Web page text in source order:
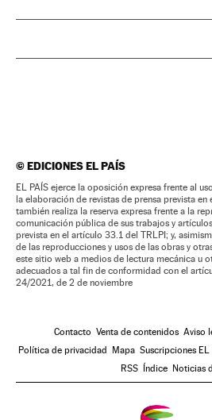
©EDICIONES EL PAÍS
EL PAÍS ejerce la oposición expresa frente al
la elaboración de revistas de prensa prevista
también realiza la reserva expresa frente a la
comunicación pública de sus trabajos y
prevista en el artículo 33.1 del TRLPI; y,
de las reproducciones y usos de las obras y
este sitio web a medios de lectura mecánica u
adecuados a tal fin de conformidad con el
24/2021, de 2 de noviembre
Contacto Venta de contenidos Aviso
Política de privacidad Mapa Suscripciones EL
RSS Índice Noticias